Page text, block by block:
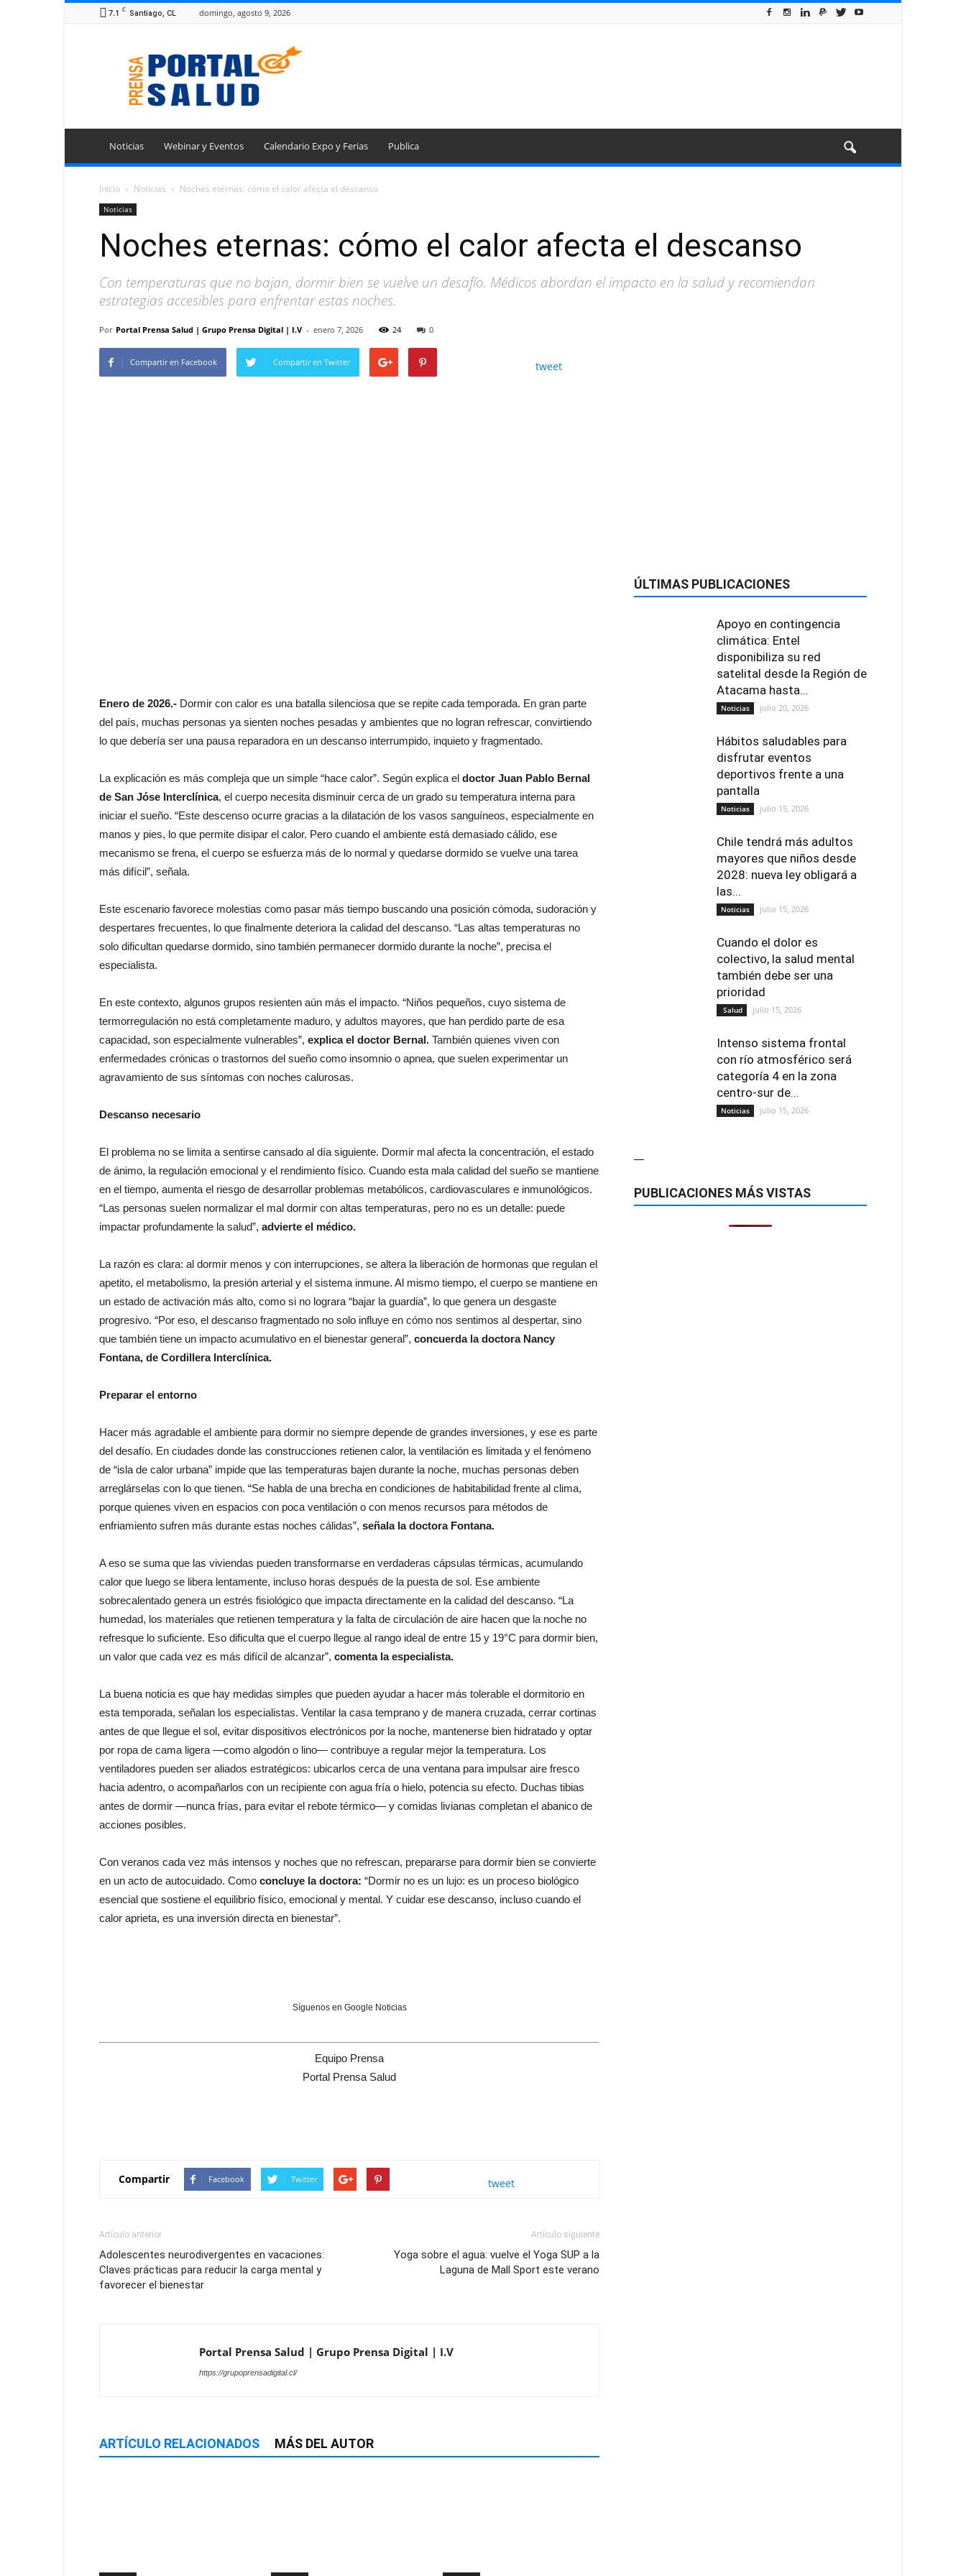
7.1 C Santiago, CL domingo, agosto 9, 2026
Portal
Prensa
Salud
Noticias Webinar y Eventos Calendario Expo y Ferias Publica
Inicio Noticias Noches eternas: cómo el calor afecta el descanso
Noticias
Noches eternas: cómo el calor afecta el descanso
Con temperaturas que no bajan, dormir bien se vuelve un desafío. Médicos abordan el impacto en la salud y recomiendan
estrategias accesibles para enfrentar estas noches.
Por Portal Prensa Salud | Grupo Prensa Digital | I.V - enero 7, 2026 24 0
Compartir en Facebook Compartir en Twitter tweet
Enero de 2026.- Dormir con calor es una batalla silenciosa que se repite cada temporada. En gran parte
del país, muchas personas ya sienten noches pesadas y ambientes que no logran refrescar, convirtiendo
lo que debería ser una pausa reparadora en un descanso interrumpido, inquieto y fragmentado.
La explicación es más compleja que un simple “hace calor”. Según explica el doctor Juan Pablo Bernal
de San Jóse Interclínica, el cuerpo necesita disminuir cerca de un grado su temperatura interna para
iniciar el sueño. “Este descenso ocurre gracias a la dilatación de los vasos sanguíneos, especialmente en
manos y pies, lo que permite disipar el calor. Pero cuando el ambiente está demasiado cálido, ese
mecanismo se frena, el cuerpo se esfuerza más de lo normal y quedarse dormido se vuelve una tarea
más difícil”, señala.
Este escenario favorece molestias como pasar más tiempo buscando una posición cómoda, sudoración y
despertares frecuentes, lo que finalmente deteriora la calidad del descanso. “Las altas temperaturas no
solo dificultan quedarse dormido, sino también permanecer dormido durante la noche”, precisa el
especialista.
En este contexto, algunos grupos resienten aún más el impacto. “Niños pequeños, cuyo sistema de
termorregulación no está completamente maduro, y adultos mayores, que han perdido parte de esa
capacidad, son especialmente vulnerables”, explica el doctor Bernal. También quienes viven con
enfermedades crónicas o trastornos del sueño como insomnio o apnea, que suelen experimentar un
agravamiento de sus síntomas con noches calurosas.
Descanso necesario
El problema no se limita a sentirse cansado al día siguiente. Dormir mal afecta la concentración, el estado
de ánimo, la regulación emocional y el rendimiento físico. Cuando esta mala calidad del sueño se mantiene
en el tiempo, aumenta el riesgo de desarrollar problemas metabólicos, cardiovasculares e inmunológicos.
“Las personas suelen normalizar el mal dormir con altas temperaturas, pero no es un detalle: puede
impactar profundamente la salud”, advierte el médico.
La razón es clara: al dormir menos y con interrupciones, se altera la liberación de hormonas que regulan el
apetito, el metabolismo, la presión arterial y el sistema inmune. Al mismo tiempo, el cuerpo se mantiene en
un estado de activación más alto, como si no lograra “bajar la guardia”, lo que genera un desgaste
progresivo. “Por eso, el descanso fragmentado no solo influye en cómo nos sentimos al despertar, sino
que también tiene un impacto acumulativo en el bienestar general”, concuerda la doctora Nancy
Fontana, de Cordillera Interclínica.
Preparar el entorno
Hacer más agradable el ambiente para dormir no siempre depende de grandes inversiones, y ese es parte
del desafío. En ciudades donde las construcciones retienen calor, la ventilación es limitada y el fenómeno
de “isla de calor urbana” impide que las temperaturas bajen durante la noche, muchas personas deben
arreglárselas con lo que tienen. “Se habla de una brecha en condiciones de habitabilidad frente al clima,
porque quienes viven en espacios con poca ventilación o con menos recursos para métodos de
enfriamiento sufren más durante estas noches cálidas”, señala la doctora Fontana.
A eso se suma que las viviendas pueden transformarse en verdaderas cápsulas térmicas, acumulando
calor que luego se libera lentamente, incluso horas después de la puesta de sol. Ese ambiente
sobrecalentado genera un estrés fisiológico que impacta directamente en la calidad del descanso. “La
humedad, los materiales que retienen temperatura y la falta de circulación de aire hacen que la noche no
refresque lo suficiente. Eso dificulta que el cuerpo llegue al rango ideal de entre 15 y 19°C para dormir bien,
un valor que cada vez es más difícil de alcanzar”, comenta la especialista.
La buena noticia es que hay medidas simples que pueden ayudar a hacer más tolerable el dormitorio en
esta temporada, señalan los especialistas. Ventilar la casa temprano y de manera cruzada, cerrar cortinas
antes de que llegue el sol, evitar dispositivos electrónicos por la noche, mantenerse bien hidratado y optar
por ropa de cama ligera —como algodón o lino— contribuye a regular mejor la temperatura. Los
ventiladores pueden ser aliados estratégicos: ubicarlos cerca de una ventana para impulsar aire fresco
hacia adentro, o acompañarlos con un recipiente con agua fría o hielo, potencia su efecto. Duchas tibias
antes de dormir —nunca frías, para evitar el rebote térmico— y comidas livianas completan el abanico de
acciones posibles.
Con veranos cada vez más intensos y noches que no refrescan, prepararse para dormir bien se convierte
en un acto de autocuidado. Como concluye la doctora: “Dormir no es un lujo: es un proceso biológico
esencial que sostiene el equilibrio físico, emocional y mental. Y cuidar ese descanso, incluso cuando el
calor aprieta, es una inversión directa en bienestar”.
Síguenos en Google Noticias
Equipo Prensa
Portal Prensa Salud
Compartir Facebook Twitter tweet
Artículo anterior
Adolescentes neurodivergentes en vacaciones:
Claves prácticas para reducir la carga mental y
favorecer el bienestar
Artículo siguiente
Yoga sobre el agua: vuelve el Yoga SUP a la
Laguna de Mall Sport este verano
Portal Prensa Salud | Grupo Prensa Digital | I.V
https://grupoprensadigital.cl/
ARTÍCULO RELACIONADOS MÁS DEL AUTOR
ÚLTIMAS PUBLICACIONES
Apoyo en contingencia
climática: Entel
disponibiliza su red
satelital desde la Región de
Atacama hasta...
Noticias julio 20, 2026
Hábitos saludables para
disfrutar eventos
deportivos frente a una
pantalla
Noticias julio 15, 2026
Chile tendrá más adultos
mayores que niños desde
2028: nueva ley obligará a
las...
Noticias julio 15, 2026
Cuando el dolor es
colectivo, la salud mental
también debe ser una
prioridad
Salud julio 15, 2026
Intenso sistema frontal
con río atmosférico será
categoría 4 en la zona
centro-sur de...
Noticias julio 15, 2026
—
PUBLICACIONES MÁS VISTAS